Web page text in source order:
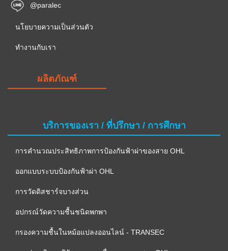
@paralec
นโยบายความเป็นส่วนตัว
ทำงานกับเรา
ผลิตภัณฑ์
บริการของเรา / ที่ปรึกษา / การศึกษา
การคำนวณประสิทธิภาพการป้องกันฟ้าผ่าของสาย OHL
ออกแบบระบบป้องกันฟ้าผ่า OHL
การวัดดิสชาร์จบางส่วน
อปกรณ์วัดความชื้นชนิดพกพา
กรองความชื้นในหม้อแปลงออนไลน์ - TRANSEC